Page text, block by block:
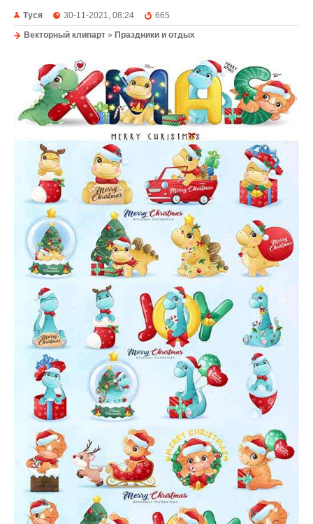
Туся 30-11-2021, 08:24
665
Векторный клипарт » Праздники и отдых